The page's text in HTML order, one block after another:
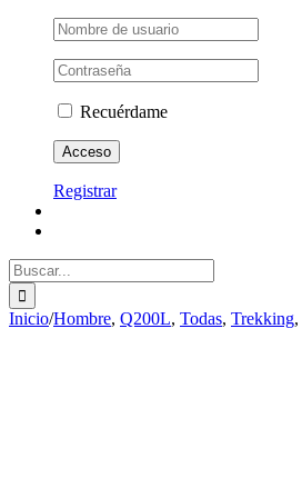
Recuérdame
Registrar
Buscar:
Inicio/Hombre, Q200L, Todas, Trekking,